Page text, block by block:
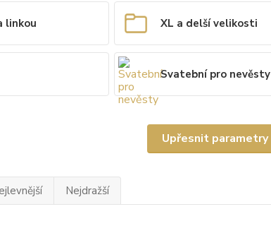
linkou XL a delší velikosti
Svatební pro nevěsty
Upřesnit parametry
Nejdražší